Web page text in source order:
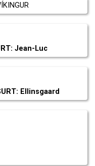
Jean-Luc
Ellinsgaard